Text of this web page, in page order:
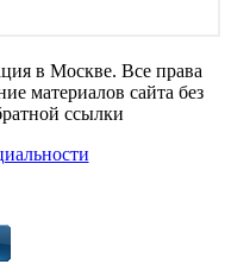
в Москве. Все права
материалов сайта без
ссылки